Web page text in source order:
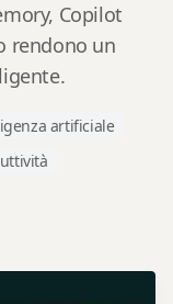
Copilot
rendono un
artificiale